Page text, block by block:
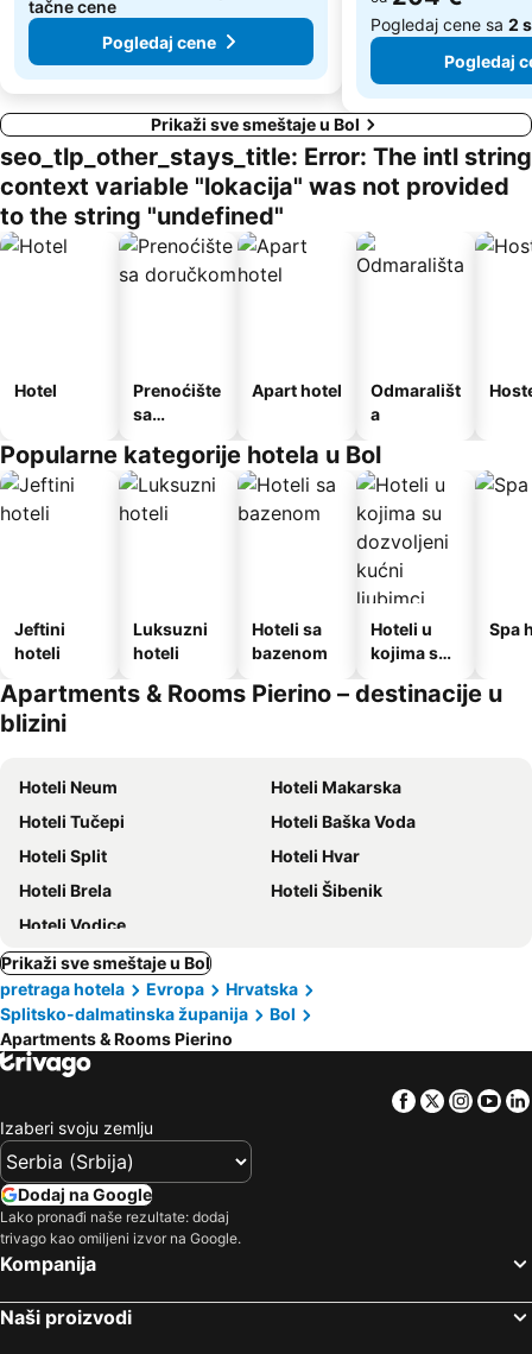
tačne cene
Pogledaj cene
Pogledaj cene sa 2
Pogledaj
Prikaži sve smeštaje u Bol
seo_tlp_other_stays_title: Error: The intl string
context variable "lokacija" was not provided
to the string "undefined"
Hotel
Prenoćište
sa
Apart hotel
Odmarališt
a
Popularne kategorije hotela u Bol
Jeftini
hoteli
Luksuzni
hoteli
Hoteli sa
bazenom
Hoteli u
kojima su
kućni
Spa
Apartments & Rooms Pierino – destinacije u
blizini
Hoteli Neum
Hoteli Makarska
Hoteli Tučepi
Hoteli Baška Voda
Hoteli Split
Hoteli Hvar
Hoteli Brela
Hoteli Šibenik
Hoteli Vodice
Prikaži sve smeštaje u Bol
pretraga hotela
Evropa
Hrvatska
Splitsko-dalmatinska županija
Bol
Apartments & Rooms Pierino
Facebook
Twitter
Izaberi svoju zemlju
Dodaj na Google
Lako pronađi naše rezultate: dodaj
trivago kao omiljeni izvor na Google.
Kompanija
Naši proizvodi